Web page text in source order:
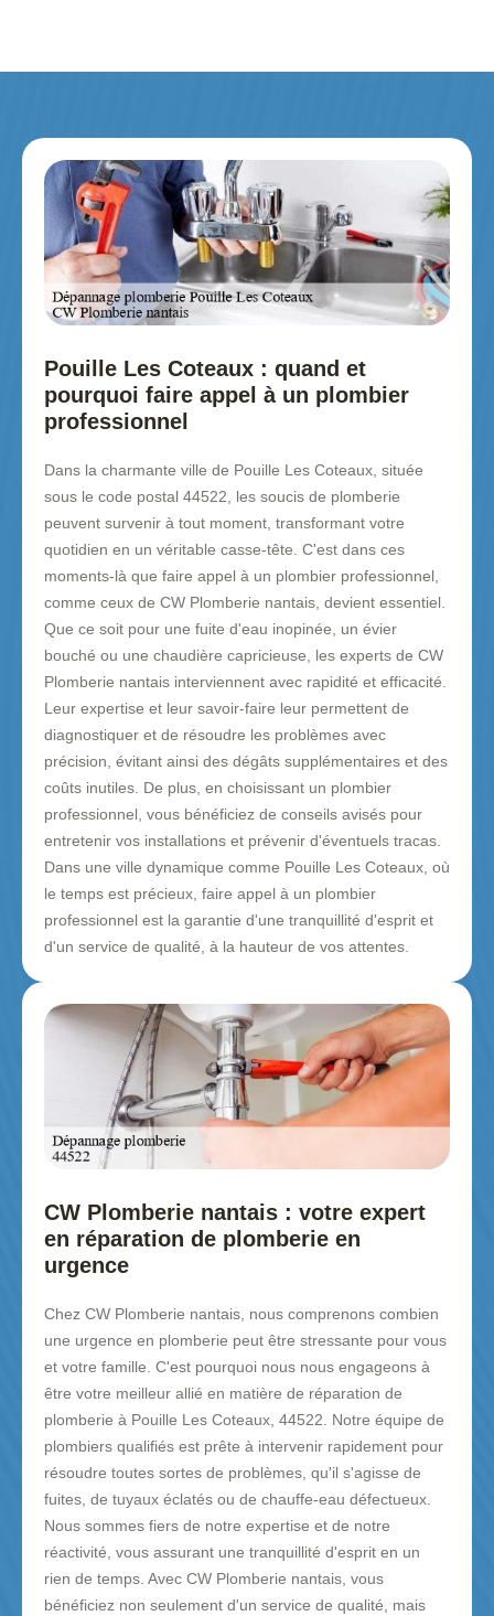
Pouille Les Coteaux : quand et
pourquoi faire appel à un plombier
professionnel
Dans la charmante ville de Pouille Les Coteaux, située
sous le code postal 44522, les soucis de plomberie
peuvent survenir à tout moment, transformant votre
quotidien en un véritable casse-tête. C'est dans ces
moments-là que faire appel à un plombier professionnel,
comme ceux de CW Plomberie nantais, devient essentiel.
Que ce soit pour une fuite d'eau inopinée, un évier
bouché ou une chaudière capricieuse, les experts de CW
Plomberie nantais interviennent avec rapidité et efficacité.
Leur expertise et leur savoir-faire leur permettent de
diagnostiquer et de résoudre les problèmes avec
précision, évitant ainsi des dégâts supplémentaires et des
coûts inutiles. De plus, en choisissant un plombier
professionnel, vous bénéficiez de conseils avisés pour
entretenir vos installations et prévenir d'éventuels tracas.
Dans une ville dynamique comme Pouille Les Coteaux, où
le temps est précieux, faire appel à un plombier
professionnel est la garantie d'une tranquillité d'esprit et
d'un service de qualité, à la hauteur de vos attentes.
CW Plomberie nantais : votre expert
en réparation de plomberie en
urgence
Chez CW Plomberie nantais, nous comprenons combien
une urgence en plomberie peut être stressante pour vous
et votre famille. C'est pourquoi nous nous engageons à
être votre meilleur allié en matière de réparation de
plomberie à Pouille Les Coteaux, 44522. Notre équipe de
plombiers qualifiés est prête à intervenir rapidement pour
résoudre toutes sortes de problèmes, qu'il s'agisse de
fuites, de tuyaux éclatés ou de chauffe-eau défectueux.
Nous sommes fiers de notre expertise et de notre
réactivité, vous assurant une tranquillité d'esprit en un
rien de temps. Avec CW Plomberie nantais, vous
bénéficiez non seulement d'un service de qualité, mais